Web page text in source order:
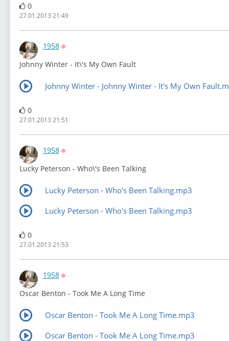
0
27.01.2013 21:49
1958
Johnny Winter - It\'s My Own Fault
Johnny Winter - Johnny Winter - It's My Own
0
27.01.2013 21:51
1958
Lucky Peterson - Who\'s Been Talking
Lucky Peterson - Who's Been Talking.mp3
Lucky Peterson - Who's Been Talking.mp3
0
27.01.2013 21:53
1958
Oscar Benton - Took Me A Long Time
Oscar Benton - Took Me A Long Time.mp3
Oscar Benton - Took Me A Long Time.mp3